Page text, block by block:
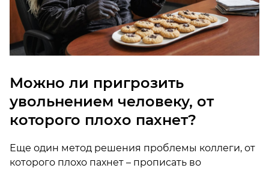
Можно ли пригрозить
увольнением человеку, от
которого плохо пахнет?
Еще один метод решения проблемы коллеги, от
которого плохо пахнет – прописать во